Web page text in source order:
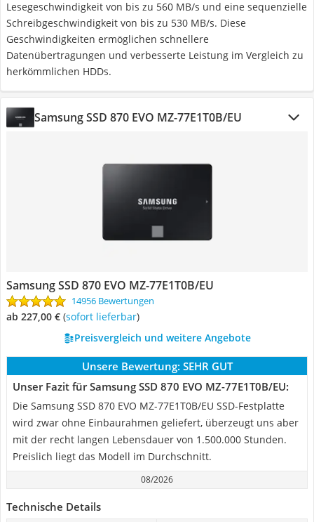
Lesegeschwindigkeit von bis zu 560 MB/s und eine sequenzielle
Schreibgeschwindigkeit von bis zu 530 MB/s. Diese
Geschwindigkeiten ermöglichen schnellere
Datenübertragungen und verbesserte Leistung im Vergleich zu
herkömmlichen HDDs.
Samsung SSD 870 EVO MZ-77E1T0B/EU
Samsung SSD 870 EVO MZ-77E1T0B/EU
14956 Bewertungen
ab 227,00 € ( Sofort lieferbar)
Preisvergleich und weitere Angebote
Unsere Bewertung: SEHR GUT
Unser Fazit für Samsung SSD 870 EVO MZ-77E1T0B/EU:
Die Samsung SSD 870 EVO MZ-77E1T0B/EU SSD-Festplatte
wird zwar ohne Einbaurahmen geliefert, überzeugt uns aber
mit der recht langen Lebensdauer von 1.500.000 Stunden.
Preislich liegt das Modell im Durchschnitt.
08/2026
Technische Details